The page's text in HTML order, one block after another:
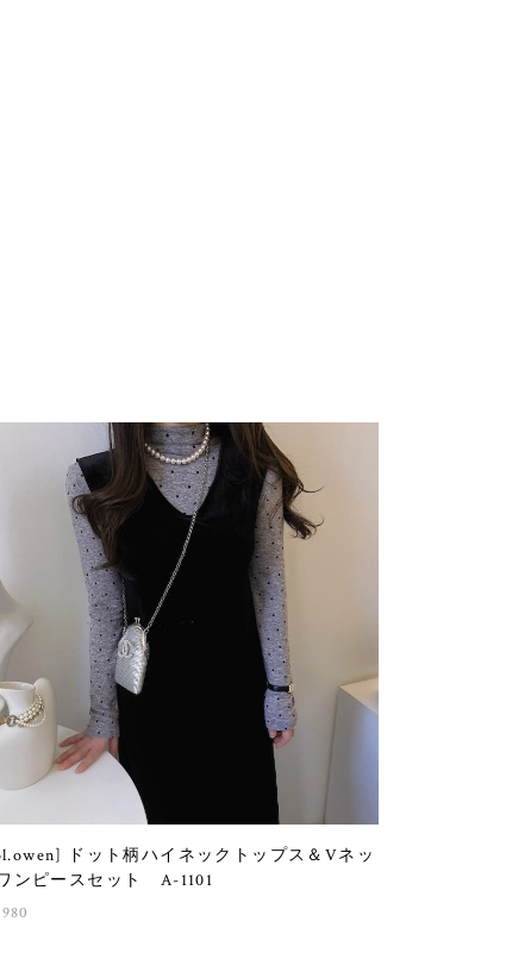
ドット柄ハイネックトップス＆Vネッ
ンピースセット A-1101